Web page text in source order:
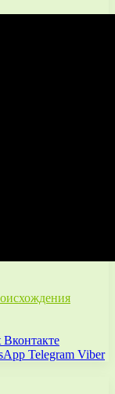
Вконтакте
Telegram Viber